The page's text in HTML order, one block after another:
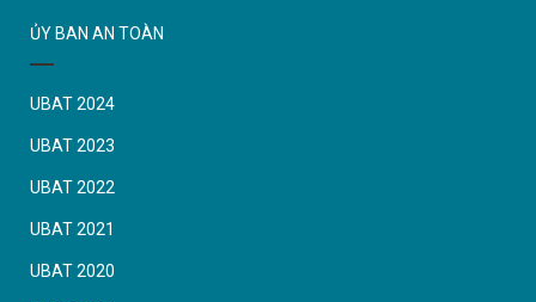
ỦY BAN AN TOÀN
UBAT 2024
UBAT 2023
UBAT 2022
UBAT 2021
UBAT 2020